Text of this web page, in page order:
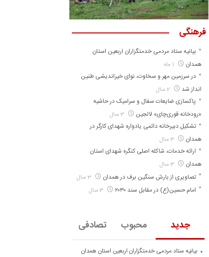
جدید محبوب تصادفی
بیانیه ستاد مردمی خدمتگزاران اربعین استان همدان
فرهنگی
بیانیه ستاد مردمی خدمتگزاران اربعین استان
همدان
در سرزمین مهر و سخاوت، نوای خیراندیشی طنین
انداز شد
پاکسازی ضایعات سفال و سرامیک در حاشیه
«رودخانه قوری‌چای» لالجین
3 سال
تشکیل دبیرخانه دائمی یادواره شهدای کارگر در
همدان
3 سال
ارائه خدمات، شاکله اصلی کنگره شهدای استان
همدان
3 سال
تصاویری از بارش سنگین برف در همدان 3 سال
امام حسین(ع) در مقابل سند ۲۰۳۰ 3 سال